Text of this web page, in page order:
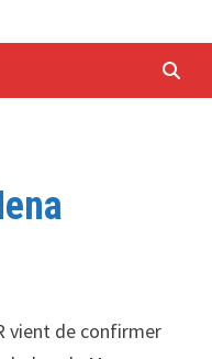
vient de confirmer